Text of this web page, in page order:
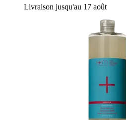
Livraison jusqu'au 17 août